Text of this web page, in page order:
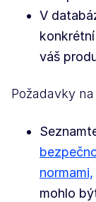
V
váš
Požadavky
normami,
mohlo